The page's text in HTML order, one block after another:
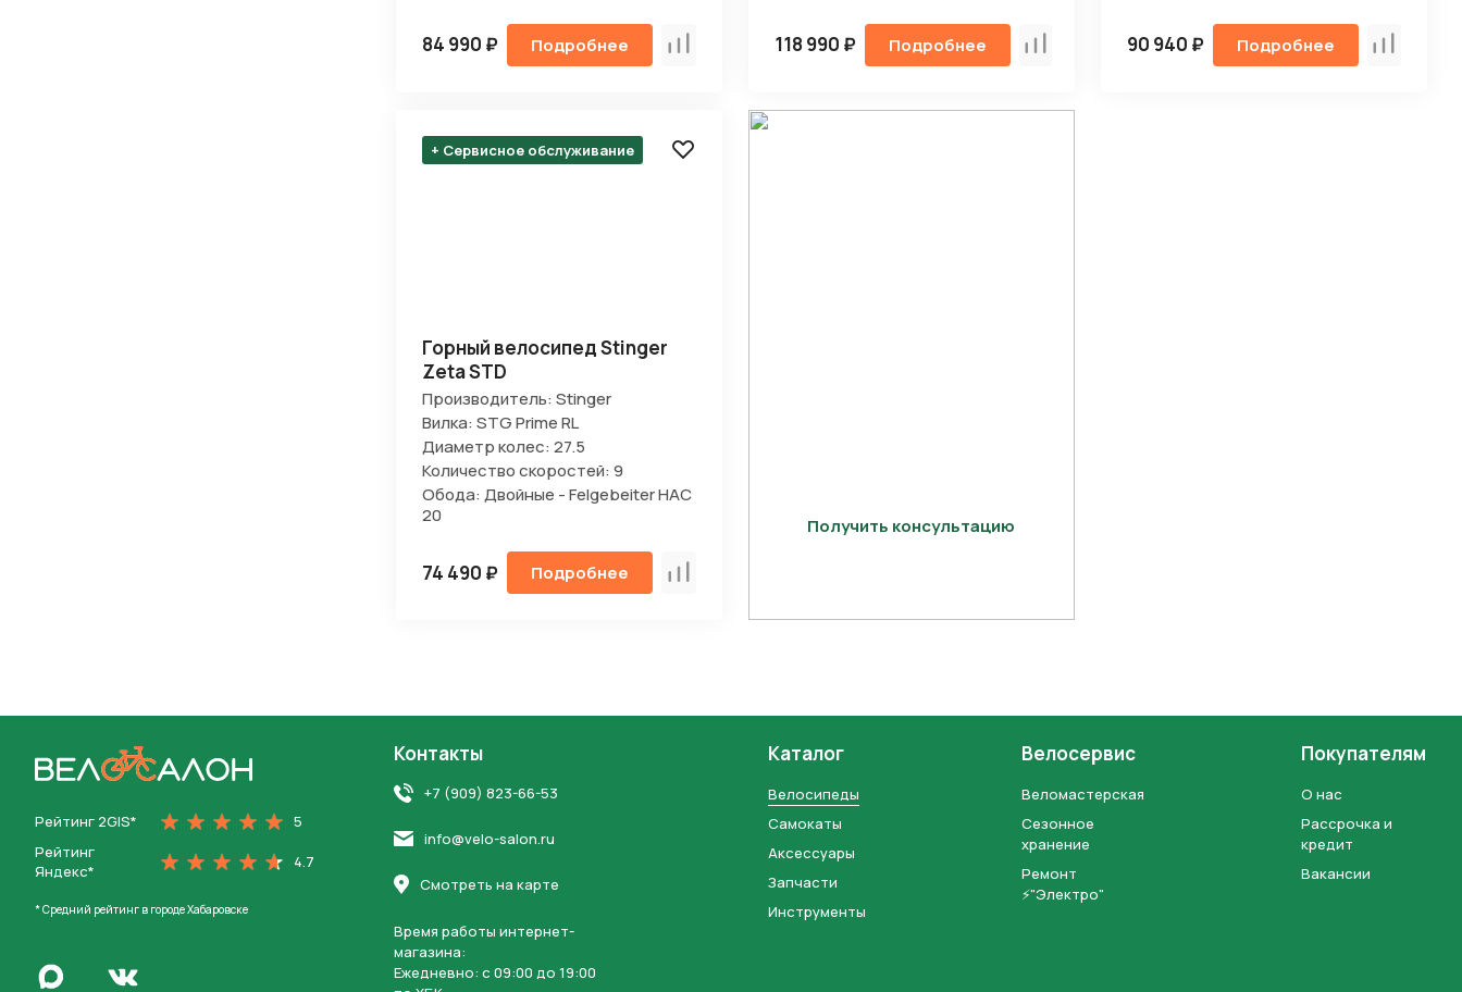
84 990 ₽ Подробнее Сравнить 118 990 ₽ Подробнее Сравнить 90 940 ₽ Подробнее Сравнить
+ Сервисное обслуживание
Горный велосипед Stinger
Zeta STD
Производитель: Stinger
Вилка: STG Prime RL
Диаметр колес: 27.5
Количество скоростей: 9
Обода: Двойные - Felgebeiter HAC
20
74 490 ₽ Подробнее Сравнить
Получить консультацию
Рейтинг 2GIS*
5
Рейтинг
Яндекс*
4.7
* Средний рейтинг в городе Хабаровске
Написать в MaxПерейти во Вконтакте
Контакты
+7 (909) 823-66-53
info@velo-salon.ru
Смотреть на карте
Время работы интернет-
магазина:
Ежедневно: c 09:00 до 19:00
Каталог
Велосипеды
Самокаты
Аксессуары
Запчасти
Инструменты
Велосервис
Веломастерская
Сезонное
хранение
Ремонт
⚡"Электро"
Покупателям
О нас
Рассрочка и
кредит
Вакансии